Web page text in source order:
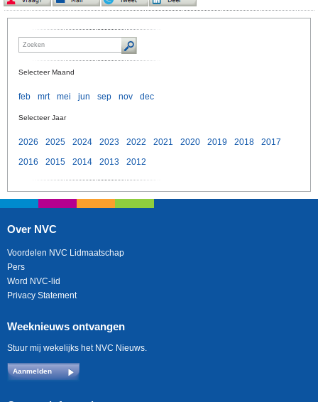
Selecteer Maand
feb mrt mei jun sep nov dec
Selecteer Jaar
2026 2025 2024 2023 2022 2021 2020 2019 2018
2017
2016
2015 2014 2013 2012
Over NVC
Voordelen NVC Lidmaatschap
Pers
Word NVC-lid
Privacy Statement
Weeknieuws ontvangen
Stuur mij wekelijks het NVC Nieuws.
Aanmelden